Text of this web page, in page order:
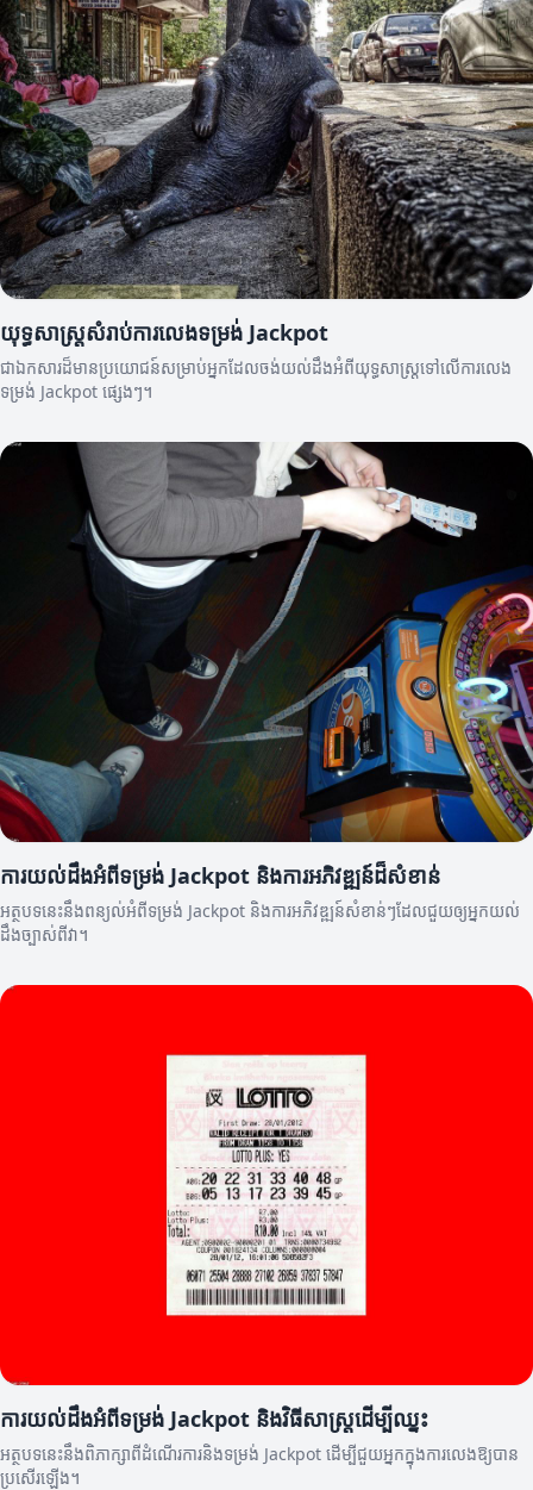
យុទ្ធសាស្ត្រសំរាប់ការលេងទម្រង់ Jackpot
ជាឯកសារដ៏មានប្រយោជន៍សម្រាប់អ្នកដែលចង់យល់ដឹងអំពីយុទ្ធសាស្ត្រទៅលើការលេង
ទម្រង់ Jackpot ផ្សេងៗ។
ការយល់ដឹងអំពីទម្រង់ Jackpot និងការអភិវឌ្ឍន៍ដ៏សំខាន់
អត្ថបទនេះនឹងពន្យល់អំពីទម្រង់ Jackpot និងការអភិវឌ្ឍន៍សំខាន់ៗដែលជួយឲ្យអ្នកយល់
ដឹងច្បាស់ពីវា។
ការយល់ដឹងអំពីទម្រង់ Jackpot និងវិធីសាស្រ្តដើម្បីឈ្នះ
អត្ថបទនេះនឹងពិភាក្សាពីដំណើរការនិងទម្រង់ Jackpot ដើម្បីជួយអ្នកក្នុងការលេងឱ្យបាន
ប្រសើរឡើង។